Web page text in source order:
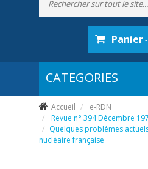
Panier
Accueil
e-RDN
Revue n° 394 Décembre
Quelques problèmes
nucléaire française